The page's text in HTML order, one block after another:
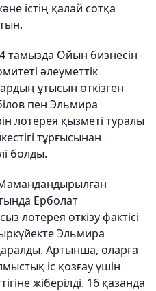
істің қалай сотқа
тамызда Ойын бизнесін
әлеуметтік
ұтысын өткізген
пен Эльмира
лотерея қызметі туралы
тұрғысынан
болды.
Ерболат
лотерея өткізу фактісі
Эльмира
Артынша, оларға
іс қозғау үшін
жіберілді. 16 қазанда